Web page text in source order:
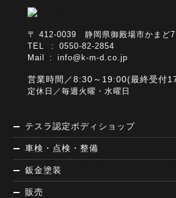
〒 412-0039 静岡県御殿場市かまど
TEL : 0550-82-2854
Mail : info@k-m-d.co.jp
営業時間／8:30～19:00(最終受付
定休日／毎週火曜・水曜日
テスラ認定ボディショップ
車検・点検・整備
鈑金塗装
販売